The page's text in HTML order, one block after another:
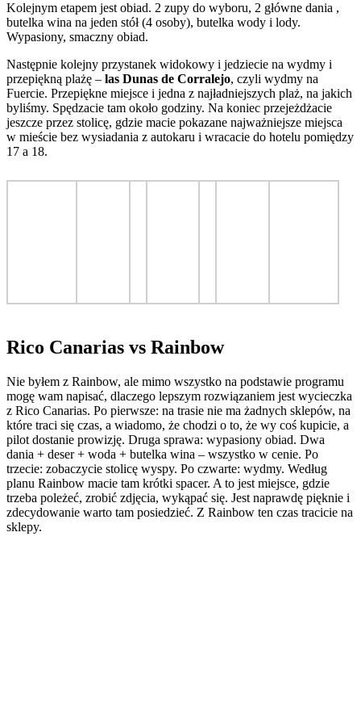
Kolejnym etapem jest obiad. 2 zupy do wyboru, 2 główne dania ,
butelka wina na jeden stół (4 osoby), butelka wody i lody.
Wypasiony, smaczny obiad.
Następnie kolejny przystanek widokowy i jedziecie na wydmy i
przepiękną plażę – las Dunas de Corralejo, czyli wydmy na
Fuercie. Przepiękne miejsce i jedna z najładniejszych plaż, na jakich
byliśmy. Spędzacie tam około godziny. Na koniec przejeżdżacie
jeszcze przez stolicę, gdzie macie pokazane najważniejsze miejsca
w mieście bez wysiadania z autokaru i wracacie do hotelu pomiędzy
17 a 18.
Rico Canarias vs Rainbow
Nie byłem z Rainbow, ale mimo wszystko na podstawie programu
mogę wam napisać, dlaczego lepszym rozwiązaniem jest wycieczka
z Rico Canarias. Po pierwsze: na trasie nie ma żadnych sklepów, na
które traci się czas, a wiadomo, że chodzi o to, że wy coś kupicie, a
pilot dostanie prowizję. Druga sprawa: wypasiony obiad. Dwa
dania + deser + woda + butelka wina – wszystko w cenie. Po
trzecie: zobaczycie stolicę wyspy. Po czwarte: wydmy. Według
planu Rainbow macie tam krótki spacer. A to jest miejsce, gdzie
trzeba poleżeć, zrobić zdjęcia, wykąpać się. Jest naprawdę pięknie i
zdecydowanie warto tam posiedzieć. Z Rainbow ten czas tracicie na
sklepy.